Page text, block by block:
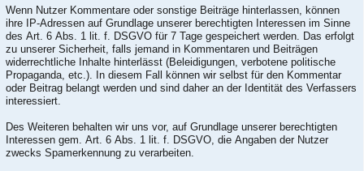
Wenn Nutzer Kommentare oder sonstige Beiträge hinterlassen, können
ihre IP-Adressen auf Grundlage unserer berechtigten Interessen im Sinne
des Art. 6 Abs. 1 lit. f. DSGVO für 7 Tage gespeichert werden. Das erfolgt
zu unserer Sicherheit, falls jemand in Kommentaren und Beiträgen
widerrechtliche Inhalte hinterlässt (Beleidigungen, verbotene politische
Propaganda, etc.). In diesem Fall können wir selbst für den Kommentar
oder Beitrag belangt werden und sind daher an der Identität des Verfassers
interessiert.
Des Weiteren behalten wir uns vor, auf Grundlage unserer berechtigten
Interessen gem. Art. 6 Abs. 1 lit. f. DSGVO, die Angaben der Nutzer
zwecks Spamerkennung zu verarbeiten.